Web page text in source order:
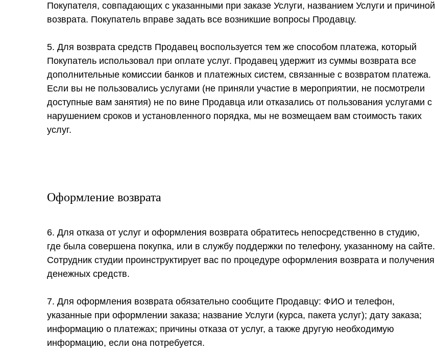
Покупателя, совпадающих с указанными при заказе Услуги, названием Услуги и причиной
возврата. Покупатель вправе задать все возникшие вопросы Продавцу.
5. Для возврата средств Продавец воспользуется тем же способом платежа, который
Покупатель использовал при оплате услуг. Продавец удержит из суммы возврата все
дополнительные комиссии банков и платежных систем, связанные с возвратом платежа.
Если вы не пользовались услугами (не приняли участие в мероприятии, не посмотрели
доступные вам занятия) не по вине Продавца или отказались от пользования услугами с
нарушением сроков и установленного порядка, мы не возмещаем вам стоимость таких
услуг.
Оформление возврата
6. Для отказа от услуг и оформления возврата обратитесь непосредственно в студию,
где была совершена покупка, или в службу поддержки по телефону, указанному на сайте.
Сотрудник студии проинструктирует вас по процедуре оформления возврата и получения
денежных средств.
7. Для оформления возврата обязательно сообщите Продавцу: ФИО и телефон,
указанные при оформлении заказа; название Услуги (курса, пакета услуг); дату заказа;
информацию о платежах; причины отказа от услуг, а также другую необходимую
информацию, если она потребуется.